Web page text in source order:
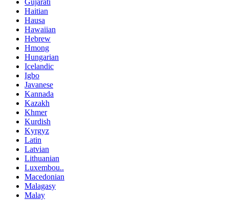
Gujarati
Haitian
Hausa
Hawaiian
Hebrew
Hmong
Hungarian
Icelandic
Igbo
Javanese
Kannada
Kazakh
Khmer
Kurdish
Kyrgyz
Latin
Latvian
Lithuanian
Luxembou..
Macedonian
Malagasy
Malay